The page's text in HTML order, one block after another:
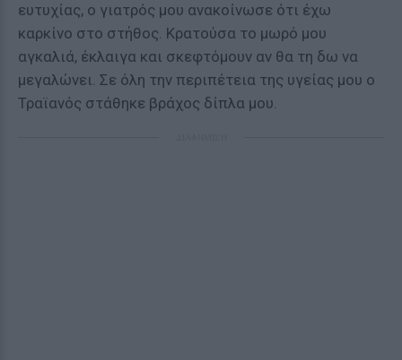
ευτυχίας, ο γιατρός μου ανακοίνωσε ότι έχω
καρκίνο στο στήθος. Κρατούσα το μωρό μου
αγκαλιά, έκλαιγα και σκεφτόμουν αν θα τη δω να
μεγαλώνει. Σε όλη την περιπέτεια της υγείας μου ο
Τραϊανός στάθηκε βράχος δίπλα μου.